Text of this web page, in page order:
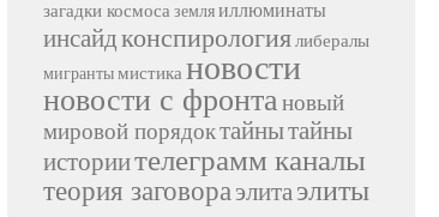
загадки космоса земляиллюминаты
инсайдконспирологиялибералы
мигрантымистика новости
новости с фронта новый
мировой порядоктайнытайны
историителеграмм каналы
теория заговораэлитаэлиты